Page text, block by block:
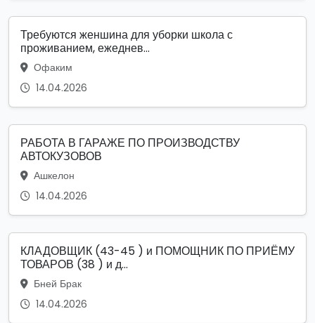
Требуются женшина для уборки школа с
проживанием, ежеднев...
Офаким
14.04.2026
РАБОТА В ГАРАЖЕ ПО ПРОИЗВОДСТВУ
АВТОКУЗОВОВ
Ашкелон
14.04.2026
КЛАДОВЩИК (43-45 ) и ПОМОЩНИК ПО ПРИЁМУ
ТОВАРОВ (38 ) и д...
Бней Брак
14.04.2026